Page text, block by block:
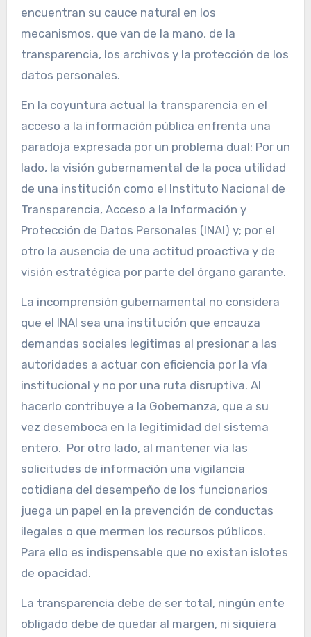
encuentran su cauce natural en los
mecanismos, que van de la mano, de la
transparencia, los archivos y la protección de los
datos personales.
En la coyuntura actual la transparencia en el
acceso a la información pública enfrenta una
paradoja expresada por un problema dual: Por un
lado, la visión gubernamental de la poca utilidad
de una institución como el Instituto Nacional de
Transparencia, Acceso a la Información y
Protección de Datos Personales (INAI) y; por el
otro la ausencia de una actitud proactiva y de
visión estratégica por parte del órgano garante.
La incomprensión gubernamental no considera
que el INAI sea una institución que encauza
demandas sociales legitimas al presionar a las
autoridades a actuar con eficiencia por la vía
institucional y no por una ruta disruptiva. Al
hacerlo contribuye a la Gobernanza, que a su
vez desemboca en la legitimidad del sistema
entero. Por otro lado, al mantener vía las
solicitudes de información una vigilancia
cotidiana del desempeño de los funcionarios
juega un papel en la prevención de conductas
ilegales o que mermen los recursos públicos.
Para ello es indispensable que no existan islotes
de opacidad.
La transparencia debe de ser total, ningún ente
obligado debe de quedar al margen, ni siquiera